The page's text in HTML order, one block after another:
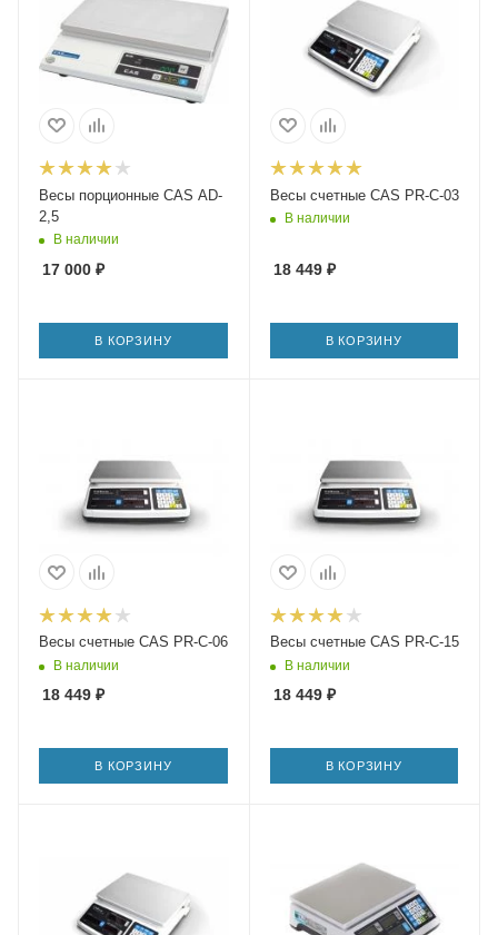
Весы порционные CAS AD-
2,5
В наличии
17 000 ₽
В КОРЗИНУ
Весы счетные CAS PR-C-03
В наличии
18 449₽
В КОРЗИНУ
Весы счетные CAS PR-C-06
В наличии
18 449 ₽
В КОРЗИНУ
Весы счетные CAS PR-C-15
В наличии
18 449₽
В КОРЗИНУ